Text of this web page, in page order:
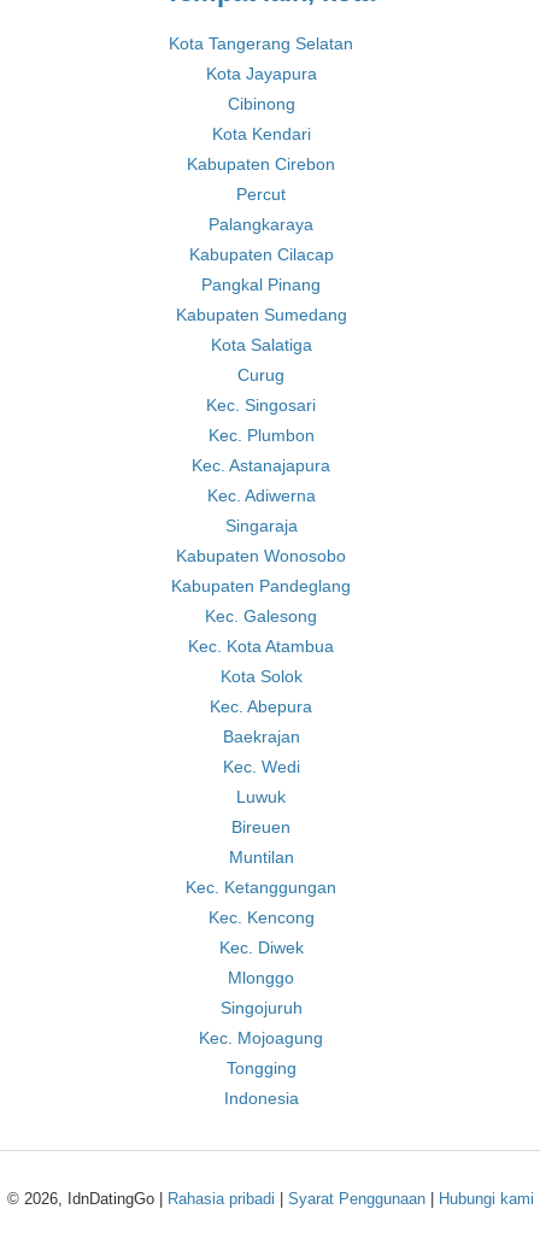
Kota Tangerang Selatan
Kota Jayapura
Cibinong
Kota Kendari
Kabupaten Cirebon
Percut
Palangkaraya
Kabupaten Cilacap
Pangkal Pinang
Kabupaten Sumedang
Kota Salatiga
Curug
Kec. Singosari
Kec. Plumbon
Kec. Astanajapura
Kec. Adiwerna
Singaraja
Kabupaten Wonosobo
Kabupaten Pandeglang
Kec. Galesong
Kec. Kota Atambua
Kota Solok
Kec. Abepura
Baekrajan
Kec. Wedi
Luwuk
Bireuen
Muntilan
Kec. Ketanggungan
Kec. Kencong
Kec. Diwek
Mlonggo
Singojuruh
Kec. Mojoagung
Tongging
Indonesia
© 2026, IdnDatingGo | Rahasia pribadi Syarat Penggunaan| Hubungi kami